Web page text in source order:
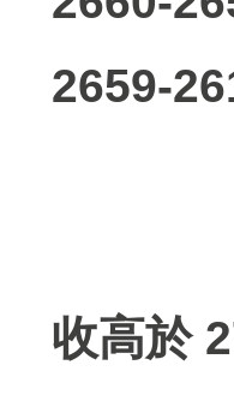
2659-
收高於